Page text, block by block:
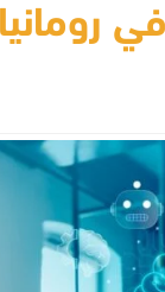
رومانيا